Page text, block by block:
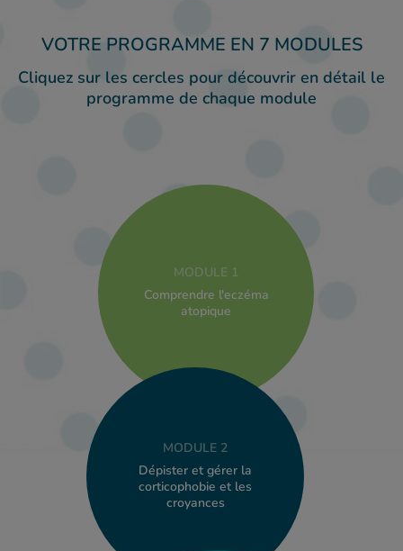
VOTRE PROGRAMME EN 7 MODULES
Cliquez sur les cercles pour découvrir en détail le
programme de chaque module
MODULE 1
Comprendre l'eczéma
atopique
MODULE 2
Dépister et gérer la
corticophobie et les
croyances